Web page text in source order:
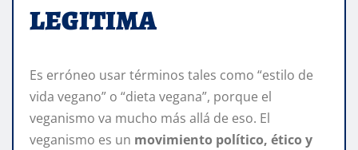
LEGITIMA
Es erróneo usar términos tales como “estilo de
vida vegano” o “dieta vegana”, porque el
veganismo va mucho más allá de eso. El
veganismo es un movimiento político, ético y